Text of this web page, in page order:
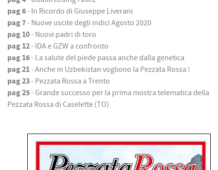
pag 6- In Ricordo di Giuseppe Liverani
pag 7- Nuove uscite degli indici Agosto 2020
pag 10- Nuovi padri di toro
pag 12- IDA e GZW a confronto
pag 16- La salute del piede passa anche dalla genetica
pag 21- Anche in Uzbekistan vogliono la Pezzata Rossa !
pag 23- Pezzata Rossa a Trento
pag 25- Grande successo per la prima mostra telematica della
Pezzata Rossa di Caselette (TO)